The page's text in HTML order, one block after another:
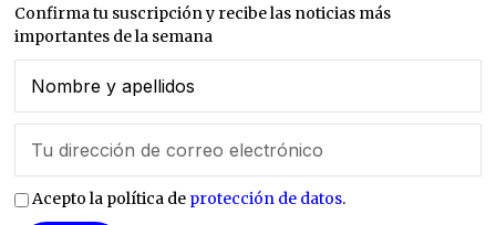
Confirma tu suscripción y recibe las noticias más
importantes de la semana
Acepto la política de protección de datos.